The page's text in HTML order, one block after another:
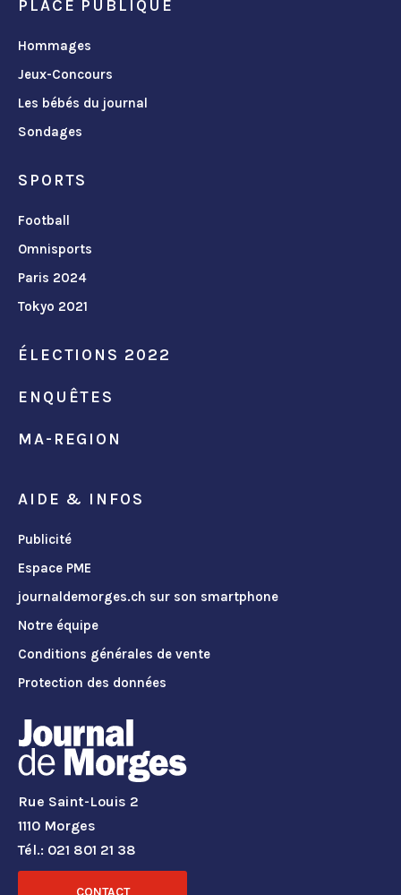
PLACE PUBLIQUE
Hommages
Jeux-Concours
Les bébés du journal
Sondages
SPORTS
Football
Omnisports
Paris 2024
Tokyo 2021
ÉLECTIONS 2022
ENQUÊTES
MA-REGION
AIDE & INFOS
Publicité
Espace PME
journaldemorges.ch sur son smartphone
Notre équipe
Conditions générales de vente
Protection des données
Rue Saint-Louis 2
1110 Morges
Tél.: 021 801 21 38
CONTACT